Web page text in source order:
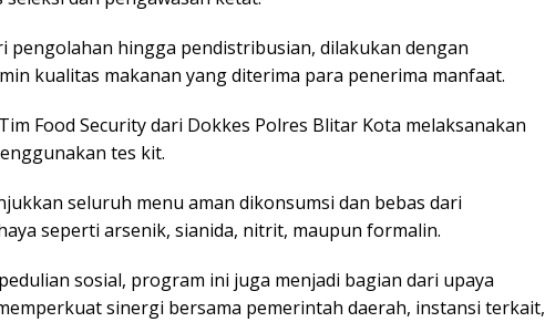
pengolahan hingga pendistribusian, dilakukan dengan
kualitas makanan yang diterima para penerima manfaat.
Food Security dari Dokkes Polres Blitar Kota melaksanakan
tes kit.
seluruh menu aman dikonsumsi dan bebas dari
seperti arsenik, sianida, nitrit, maupun formalin.
sosial, program ini juga menjadi bagian dari upaya
sinergi bersama pemerintah daerah, instansi terkait,